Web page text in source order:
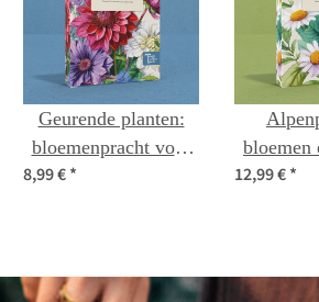
Geurende planten:
bloemenpracht voor
balkon, bloembed en
8,99 €*
bloemen
uit de
12,99 €*